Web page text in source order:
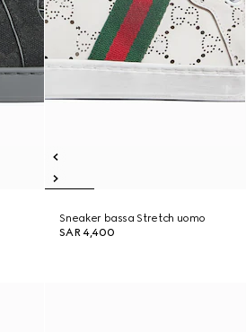
Sneaker bassa Stretch uomo
SAR 4,400